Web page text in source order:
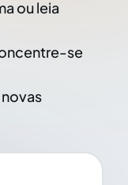
ou leia
se